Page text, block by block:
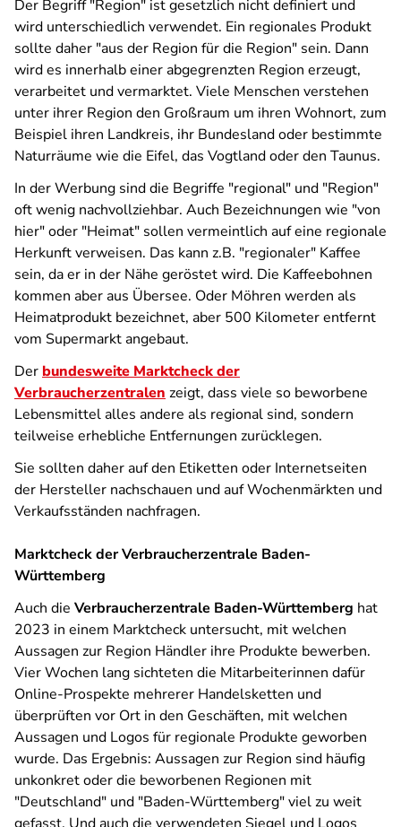
Der Begriff "Region" ist gesetzlich nicht definiert und
wird unterschiedlich verwendet. Ein regionales Produkt
sollte daher "aus der Region für die Region" sein. Dann
wird es innerhalb einer abgegrenzten Region erzeugt,
verarbeitet und vermarktet. Viele Menschen verstehen
unter ihrer Region den Großraum um ihren Wohnort, zum
Beispiel ihren Landkreis, ihr Bundesland oder bestimmte
Naturräume wie die Eifel, das Vogtland oder den Taunus.
In der Werbung sind die Begriffe "regional" und "Region"
oft wenig nachvollziehbar. Auch Bezeichnungen wie "von
hier" oder "Heimat" sollen vermeintlich auf eine regionale
Herkunft verweisen. Das kann z.B. "regionaler" Kaffee
sein, da er in der Nähe geröstet wird. Die Kaffeebohnen
kommen aber aus Übersee. Oder Möhren werden als
Heimatprodukt bezeichnet, aber 500 Kilometer entfernt
vom Supermarkt angebaut.
Der bundesweite Marktcheck der
Verbraucherzentralen zeigt, dass viele so beworbene
Lebensmittel alles andere als regional sind, sondern
teilweise erhebliche Entfernungen zurücklegen.
Sie sollten daher auf den Etiketten oder Internetseiten
der Hersteller nachschauen und auf Wochenmärkten und
Verkaufsständen nachfragen.
Marktcheck der Verbraucherzentrale Baden-
Württemberg
Auch die Verbraucherzentrale Baden-Württemberg hat
2023 in einem Marktcheck untersucht, mit welchen
Aussagen zur Region Händler ihre Produkte bewerben.
Vier Wochen lang sichteten die Mitarbeiterinnen dafür
Online-Prospekte mehrerer Handelsketten und
überprüften vor Ort in den Geschäften, mit welchen
Aussagen und Logos für regionale Produkte geworben
wurde. Das Ergebnis: Aussagen zur Region sind häufig
unkonkret oder die beworbenen Regionen mit
"Deutschland" und "Baden-Württemberg" viel zu weit